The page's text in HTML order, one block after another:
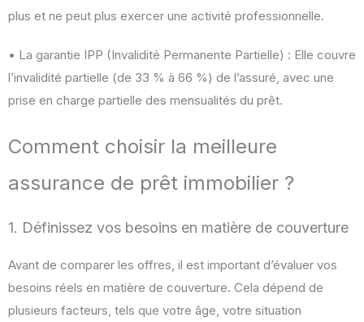
plus et ne peut plus exercer une activité professionnelle.
• La garantie IPP (Invalidité Permanente Partielle) : Elle couvre
l’invalidité partielle (de 33 % à 66 %) de l’assuré, avec une
prise en charge partielle des mensualités du prêt.
Comment choisir la meilleure
assurance de prêt immobilier ?
1. Définissez vos besoins en matière de couverture
Avant de comparer les offres, il est important d’évaluer vos
besoins réels en matière de couverture. Cela dépend de
plusieurs facteurs, tels que votre âge, votre situation